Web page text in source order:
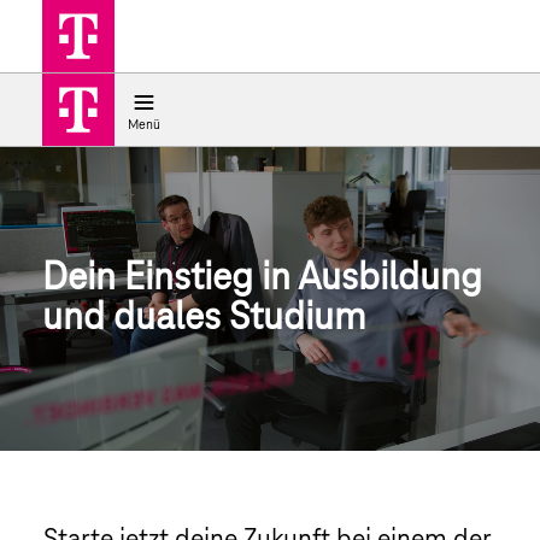
Ausbildung und duales Studium |
Menü
Dein Einstieg in Ausbildung
und duales Studium